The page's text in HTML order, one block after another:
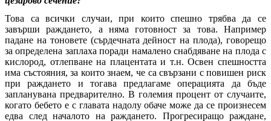
Това са всички случаи, при които спешно трябва да се
завърши раждането, а няма готовност за това. Например
падане на тоновете (сърдечната дейност на плода), говорещо
за определена заплаха поради намалено снабдяване на плода с
кислород, отлепване на плацентата и т.н. Освен спешността
има състояния, за които знаем, че са свързани с повишен риск
при раждането и тогава предлагаме операцията да бъде
запланувана предварително. В големия процент от случаите,
когато бебето е с главата надолу обаче може да се произнесем
едва след началото на раждането. Прогресиращо раждане,